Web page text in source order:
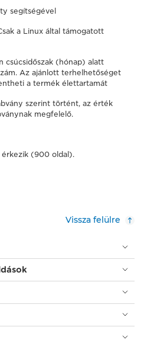
segítségével
a Linux által támogatott
csúcsidőszak (hónap) alatt
Az ajánlott terhelhetőséget
a termék élettartamát
szerint történt, az érték
megfelelő.
érkezik (900 oldal).
Vissza felülre